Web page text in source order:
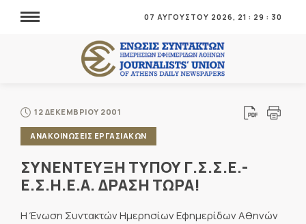
07 ΑΥΓΟΥΣΤΟΥ 2026, 21 : 29 : 31
12 ΔΕΚΕΜΒΡΙΟΥ 2001
ΑΝΑΚΟΙΝΩΣΕΙΣ ΕΡΓΑΣΙΑΚΩΝ
ΣΥΝΕΝΤΕΥΞΗ ΤΥΠΟΥ Γ.Σ.Σ.Ε.-
Ε.Σ.Η.Ε.Α. ΔΡΑΣΗ ΤΩΡΑ!
Η Ένωση Συντακτών Ημερησίων Εφημερίδων Αθηνών